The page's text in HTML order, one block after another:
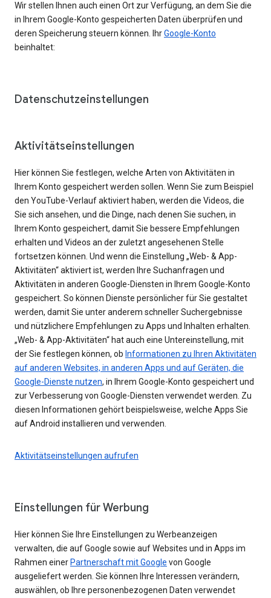
Wir stellen Ihnen auch einen Ort zur Verfügung, an dem Sie die
in Ihrem Google-Konto gespeicherten Daten überprüfen und
deren Speicherung steuern können. IhrGoogle-Konto
beinhaltet:
Datenschutzeinstellungen
Aktivitätseinstellungen
Hier können Sie festlegen, welche Arten von Aktivitäten in
Ihrem Konto gespeichert werden sollen. Wenn Sie zum Beispiel
den YouTube-Verlauf aktiviert haben, werden die Videos, die
Sie sich ansehen, und die Dinge, nach denen Sie suchen, in
Ihrem Konto gespeichert, damit Sie bessere Empfehlungen
erhalten und Videos an der zuletzt angesehenen Stelle
fortsetzen können. Und wenn die Einstellung „Web- & App-
Aktivitäten“ aktiviert ist, werden Ihre Suchanfragen und
Aktivitäten in anderen Google-Diensten in Ihrem Google-Konto
gespeichert. So können Dienste persönlicher für Sie gestaltet
werden, damit Sie unter anderem schneller Suchergebnisse
und nützlichere Empfehlungen zu Apps und Inhalten erhalten.
„Web- & App-Aktivitäten“ hat auch eine Untereinstellung, mit
der Sie festlegen können, ob Informationen zu Ihren Aktivitäten
auf anderen Websites, in anderen Apps und auf Geräten, die
Google-Dienste nutzen, in Ihrem Google-Konto gespeichert und
zur Verbesserung von Google-Diensten verwendet werden. Zu
diesen Informationen gehört beispielsweise, welche Apps Sie
auf Android installieren und verwenden.
Aktivitätseinstellungen aufrufen
Einstellungen für Werbung
Hier können Sie Ihre Einstellungen zu Werbeanzeigen
verwalten, die auf Google sowie auf Websites und in Apps im
Rahmen einer Partnerschaft mit Google von Google
ausgeliefert werden. Sie können Ihre Interessen verändern,
auswählen, ob Ihre personenbezogenen Daten verwendet